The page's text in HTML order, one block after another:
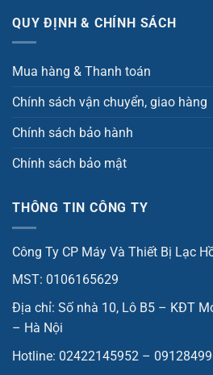
QUY ĐỊNH & CHÍNH SÁCH
Mua hàng & Thanh toán
Chính sách vận chuyển, giao hàng
Chính sách bảo hành
Chính sách bảo mật
THÔNG TIN CÔNG TY
Công Ty CP Máy Và Thiết Bị Lạc
MST: 0106165629
Địa chỉ: Số nhà 10, Lô B5 – KĐT
– Hà Nội
Hotline: 02422145952 –